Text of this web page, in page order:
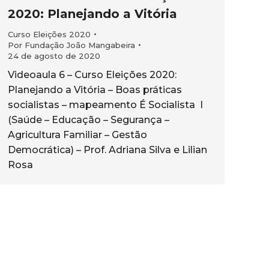
2020: Planejando a Vitória
Curso Eleições 2020
Por Fundação João Mangabeira
24 de agosto de 2020
Videoaula 6 – Curso Eleições 2020:
Planejando a Vitória – Boas práticas
socialistas – mapeamento É Socialista I
(Saúde – Educação – Segurança –
Agricultura Familiar – Gestão
Democrática) – Prof. Adriana Silva e Lilian
Rosa